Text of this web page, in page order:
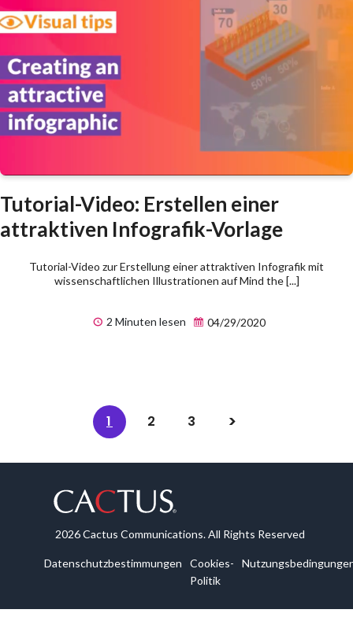
Tutorial-Video: Erstellen einer
attraktiven Infografik-Vorlage
Tutorial-Video zur Erstellung einer attraktiven Infografik mit
wissenschaftlichen Illustrationen auf Mind the [...]
2 Minuten lesen 04/29/2020
1 2 3
2026 Cactus Communications. All Rights Reserved
Datenschutzbestimmungen
Cookies-
Politik